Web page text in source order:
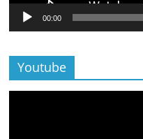
00:00
Youtube